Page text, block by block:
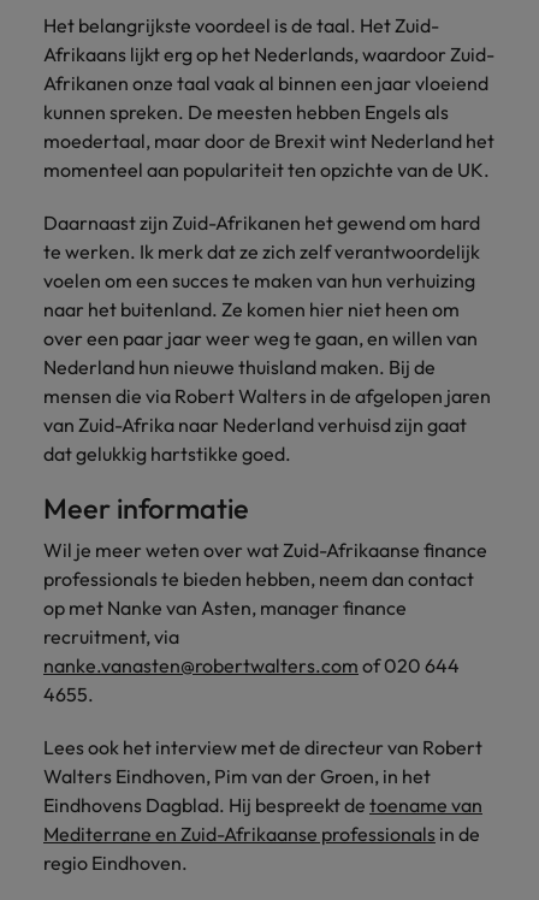
Het belangrijkste voordeel is de taal. Het Zuid-
Afrikaans lijkt erg op het Nederlands, waardoor Zuid-
Afrikanen onze taal vaak al binnen een jaar vloeiend
kunnen spreken. De meesten hebben Engels als
moedertaal, maar door de Brexit wint Nederland het
momenteel aan populariteit ten opzichte van de UK.
Daarnaast zijn Zuid-Afrikanen het gewend om hard
te werken. Ik merk dat ze zich zelf verantwoordelijk
voelen om een succes te maken van hun verhuizing
naar het buitenland. Ze komen hier niet heen om
over een paar jaar weer weg te gaan, en willen van
Nederland hun nieuwe thuisland maken. Bij de
mensen die via Robert Walters in de afgelopen jaren
van Zuid-Afrika naar Nederland verhuisd zijn gaat
dat gelukkig hartstikke goed.
Meer informatie
Wil je meer weten over wat Zuid-Afrikaanse finance
professionals te bieden hebben, neem dan contact
op met Nanke van Asten, manager finance
recruitment, via
nanke.vanasten@robertwalters.com of 020 644
4655.
Lees ook het interview met de directeur van Robert
Walters Eindhoven, Pim van der Groen, in het
Eindhovens Dagblad. Hij bespreekt de toename van
Mediterrane en Zuid-Afrikaanse professionals in de
regio Eindhoven.